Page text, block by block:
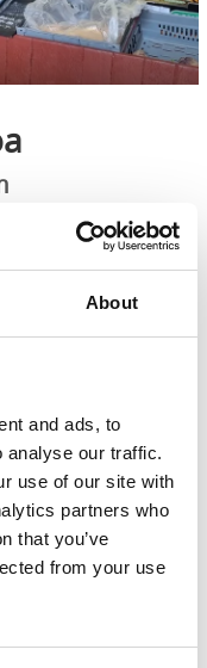
About
and ads, to
analyse our traffic.
use of our site with
partners who
that you’ve
from your use
i Dimbo
produkter
Dimbo
varor
På
man vill köpa och
handlat och kan
eller swish.
potatis,